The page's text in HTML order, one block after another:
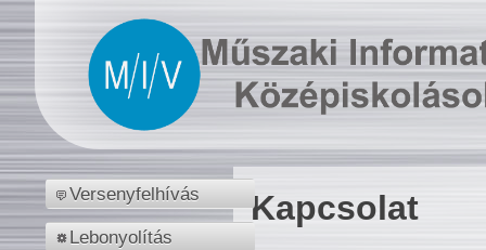
Versenyfelhívás
Lebonyolítás
Kapcsolat